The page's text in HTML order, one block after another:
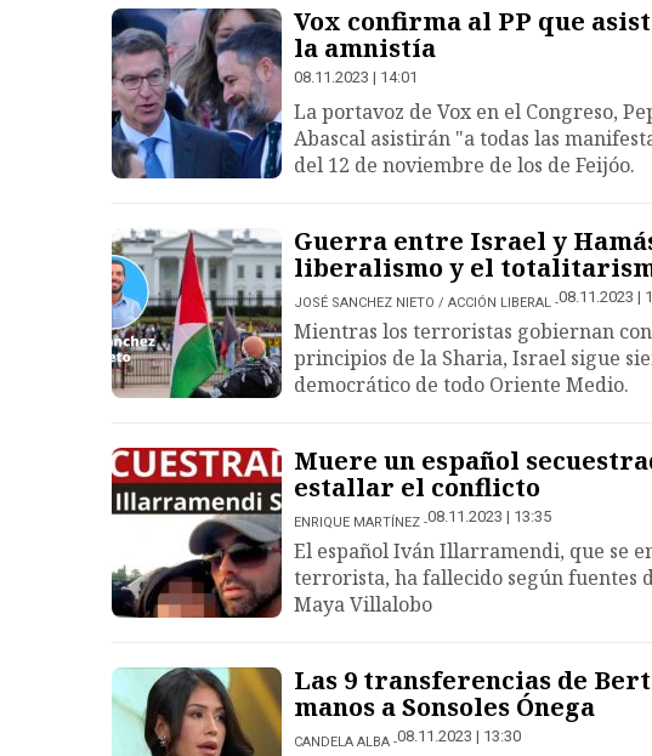
Vox confirma al PP que
la amnistía
08.11.2023 | 14:01
La portavoz de Vox en el Congreso,
Abascal asistirán "a todas las
del 12 de noviembre de los de Feijóo.
Guerra entre Israel y
liberalismo y el
JOSÉ SANCHEZ NIETO / ACCIÓN LIBERAL 08.11.2023 |
Mientras los terroristas gobiernan
principios de la Sharia, Israel sigue
democrático de todo Oriente Medio.
Muere un español
estallar el conflicto
ENRIQUE MARTÍNEZ 08.11.2023 | 13:35
El español Iván Illarramendi, que se
terrorista, ha fallecido según fuentes
Maya Villalobo
Las 9 transferencias de
manos a Sonsoles Ónega
CANDELA ALBA 08.11.2023 | 13:30